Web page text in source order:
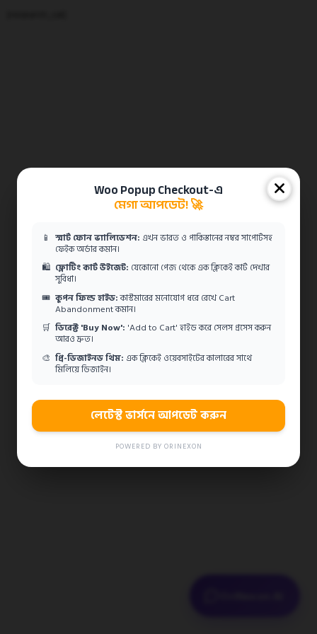
Woo Popup Checkout-এ
মেগা আপডেট! 🚀
📱 স্মার্ট ফোন ভ্যালিডেশন: এখন ভারত ও পাকিস্তানের নম্বর সাপোর্টসহ
ফেইক অর্ডার কমান।
🛍️ ফ্লোটিং কার্ট উইজেট: যেকোনো পেজ থেকে এক ক্লিকেই কার্ট দেখার
সুবিধা।
🎟️ কুপন ফিল্ড হাইড:কাস্টমারের মনোযোগ ধরে রেখে Cart
Abandonment কমান।
🛒 ডিরেক্ট 'Buy Now': 'Add to Cart' হাইড করে সেলস প্রসেস করুন
আরও দ্রুত।
🎨 প্রি-ডিজাইনড থিম: এক ক্লিকেই ওয়েবসাইটের কালারের সাথে
মিলিয়ে ডিজাইন।
লেটেস্ট ভার্সনে আপডেট করুন
POWERED BY ORINEXON